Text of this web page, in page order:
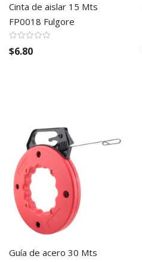
Cinta de aislar 15 Mts
FP0018 Fulgore
$6.80
Guía de acero 30 Mts